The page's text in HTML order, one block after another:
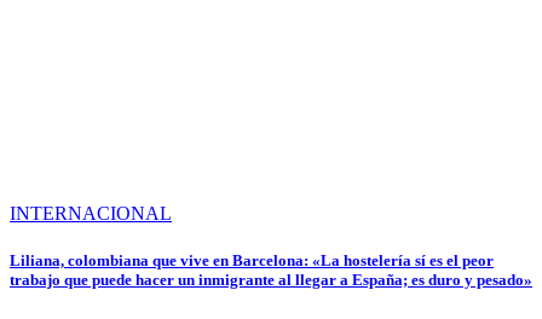
INTERNACIONAL
Liliana, colombiana que vive en Barcelona: «La hostelería sí es el peor
trabajo que puede hacer un inmigrante al llegar a España; es duro y pesado»